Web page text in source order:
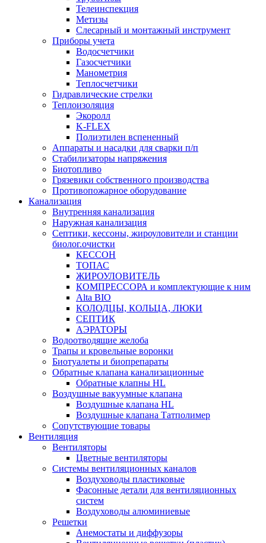
Телеинспекция
Метизы
Слесарный и монтажный инструмент
Приборы учета
Водосчетчики
Газосчетчики
Манометрия
Теплосчетчики
Гидравлические стрелки
Теплоизоляция
Экоролл
K-FLEX
Полиэтилен вспененный
Аппараты и насадки для сварки п/п
Стабилизаторы напряжения
Биотопливо
Грязевики собственного производства
Противопожарное оборудование
Канализация
Внутренняя канализация
Наружная канализация
Септики, кессоны, жироуловители и станции
биолог.очистки
КЕССОН
ТОПАС
ЖИРОУЛОВИТЕЛЬ
КОМПРЕССОРА и комплектующие к ним
Alta BIO
КОЛОДЦЫ, КОЛЬЦА, ЛЮКИ
СЕПТИК
АЭРАТОРЫ
Водоотводящие желоба
Трапы и кровельные воронки
Биотуалеты и биопрепараты
Обратные клапана канализационные
Обратные клапны HL
Воздушные вакуумные клапана
Воздушные клапана HL
Воздушные клапана Татполимер
Сопутствующие товары
Вентиляция
Вентиляторы
Цветные вентиляторы
Системы вентиляционных каналов
Воздуховоды пластиковые
Фасонные детали для вентиляционных
систем
Воздуховоды алюминиевые
Решетки
Анемостаты и диффузоры